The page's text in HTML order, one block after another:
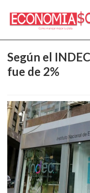
Según el
fue de 2%